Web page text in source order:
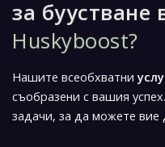
за буустване
Huskyboost?
Нашите всеобхватни
съобразени с вашия
задачи, за да можете вие